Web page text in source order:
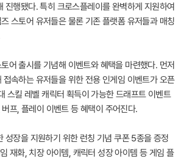
진행됐다. 특히 크로스플레이를 완벽하게 지원하여
스토어 유저들은 물론 기존 플랫폼 유저들과 매칭
어 출시를 기념해 이벤트와 혜택을 마련했다. 먼저
속하는 유저들을 위한 전용 인게임 이벤트가 오픈
스킬 레벨 캐릭터 획득이 가능한 드래프트 이벤트
프, 플레이 이벤트 등 혜택이 주어진다.
성장을 지원하기 위한 런칭 기념 쿠폰 5종을 증정
재화, 치장 아이템, 캐릭터 성장 아이템 등 게임 플